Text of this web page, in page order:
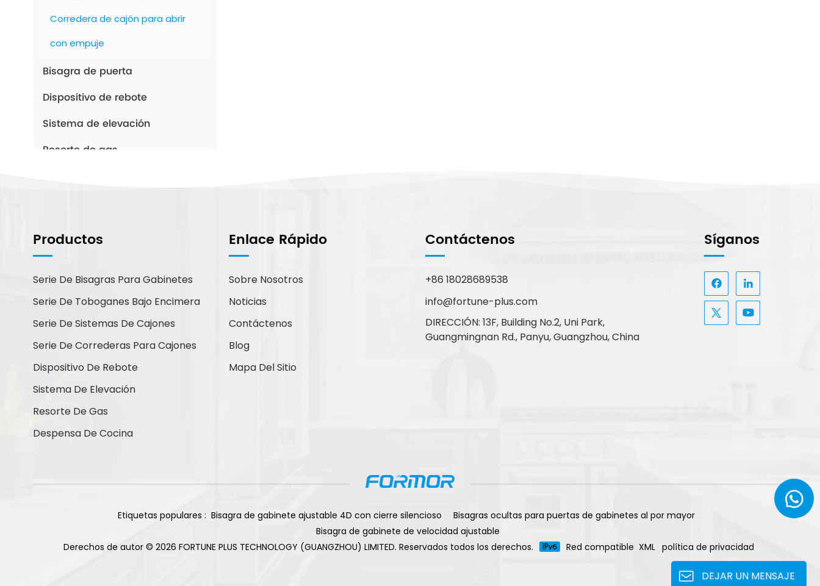
Corredera de cajón para abrir
con empuje
Bisagra de puerta
Dispositivo de rebote
Sistema de elevación
Resorte de gas
Cerradura de cajón
Accesorios de armario
Pestillo y bisagra cruzada
Cierre de gabinete
Herrajes para puertas
Percha de suspensión para
gabinete
Ayudarte?
Productos
Serie De Bisagras Para Gabinetes
Serie De Toboganes Bajo Encimera
Serie De Sistemas De Cajones
Serie De Correderas Para Cajones
Dispositivo De Rebote
Sistema De Elevación
Resorte De Gas
Despensa De Cocina
Enlace Rápido
Sobre Nosotros
Noticias
Contáctenos
Blog
Mapa Del Sitio
Contáctenos
+86 18028689538
info@fortune-plus.com
DIRECCIÓN: 13F, Building No.2, Uni Park,
Guangmingnan Rd., Panyu, Guangzhou, China
Síganos
Etiquetas populares : Bisagra de gabinete ajustable 4D con cierre silencioso
Bisagras ocultas para puertas de gabinetes al por mayor
Bisagra de gabinete de velocidad ajustable
Derechos de autor © 2026 FORTUNE PLUS TECHNOLOGY (GUANGZHOU) LIMITED. Reservados todos los derechos.
Red compatible XML política de privacidad
DEJAR UN MENSAJE